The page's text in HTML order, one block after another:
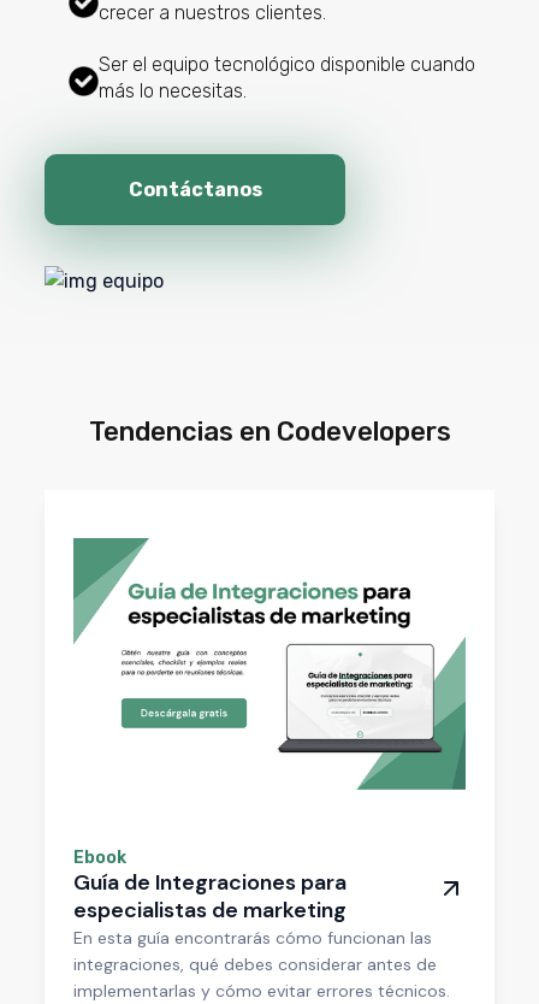
crecer a nuestros clientes.
Ser el equipo tecnológico disponible cuando
más lo necesitas.
Contáctanos
Tendencias en Codevelopers
Ebook
Guía de Integraciones para
especialistas de marketing
En esta guía encontrarás cómo funcionan las
integraciones, qué debes considerar antes de
implementarlas y cómo evitar errores técnicos.